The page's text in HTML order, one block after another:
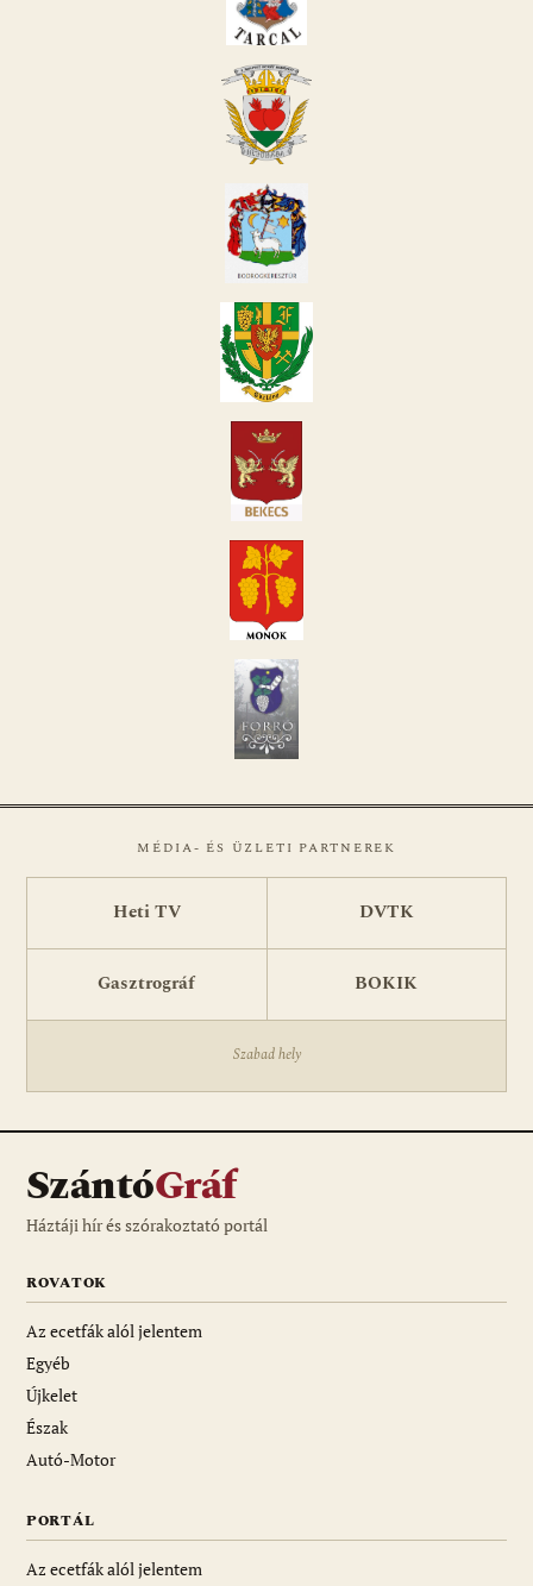
MÉDIA- ÉS ÜZLETI PARTNEREK
Heti TV DVTK
Gasztrográf BOKIK
Szabad hely
SzántóGráf
Háztáji hír és szórakoztató portál
ROVATOK
Az ecetfák alól jelentem
Egyéb
Újkelet
Észak
Autó-Motor
PORTÁL
Az ecetfák alól jelentem